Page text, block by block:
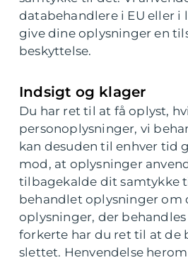
databehandlere i EU eller i
give dine oplysninger en
beskyttelse.
Indsigt og klager
Du har ret til at få oplyst,
personoplysninger, vi
kan desuden til enhver tid
mod, at oplysninger
tilbagekalde dit samtykke
behandlet oplysninger om
oplysninger, der
forkerte har du ret til at de
slettet. Henvendelse